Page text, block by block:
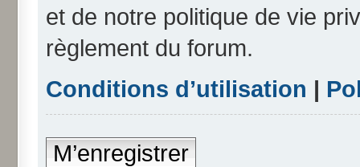
et de notre politique de vie
règlement du forum.
Conditions d’utilisation |
M’enregistrer